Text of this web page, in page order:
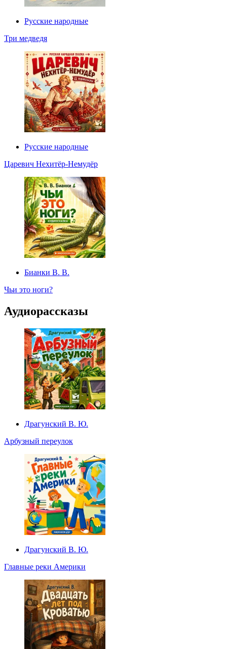
Русские народные
Три медведя
Русские народные
Царевич Нехитёр-Немудёр
Бианки В. В.
Чьи это ноги?
Аудиорассказы
Драгунский В. Ю.
Арбузный переулок
Драгунский В. Ю.
Главные реки Америки